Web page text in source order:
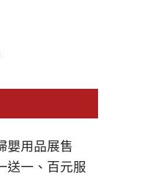
嬰用品展售
送一、百元服